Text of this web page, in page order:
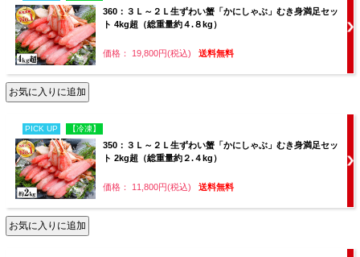
360：３Ｌ～２Ｌ生ずわい蟹「かにしゃぶ」むき身満足セッ
ト 4kg超（総重量約４.８kg）
価格： 19,800円(税込) 送料無料
PICK UP 【冷凍】
350：３Ｌ～２Ｌ生ずわい蟹「かにしゃぶ」むき身満足セッ
ト 2kg超（総重量約２.４kg）
価格： 11,800円(税込) 送料無料